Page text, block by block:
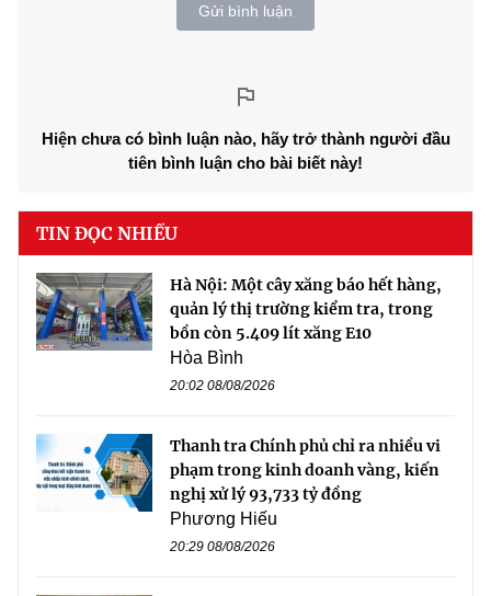
Gửi bình luận
Hiện chưa có bình luận nào, hãy trở thành người đầu
tiên bình luận cho bài biết này!
TIN ĐỌC NHIỀU
Hà Nội: Một cây xăng báo hết hàng,
quản lý thị trường kiểm tra, trong
bồn còn 5.409 lít xăng E10
Hòa Bình
20:02 08/08/2026
Thanh tra Chính phủ chỉ ra nhiều vi
phạm trong kinh doanh vàng, kiến
nghị xử lý 93,733 tỷ đồng
Phương Hiếu
20:29 08/08/2026